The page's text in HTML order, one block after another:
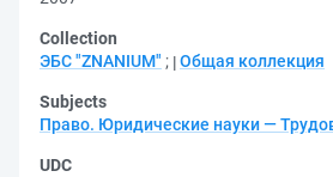
Collection
ЭБС "ZNANIUM" ; Общая коллекция
Subjects
Право. Юридические науки —
UDC